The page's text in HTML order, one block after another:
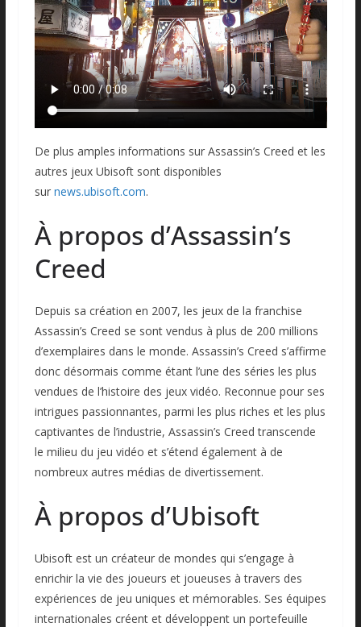
De plus amples informations sur Assassin’s Creed et les
autres jeux Ubisoft sont disponibles
sur news.ubisoft.com.
À propos d’Assassin’s
Creed
Depuis sa création en 2007, les jeux de la franchise
Assassin’s Creed se sont vendus à plus de 200 millions
d’exemplaires dans le monde. Assassin’s Creed s’affirme
donc désormais comme étant l’une des séries les plus
vendues de l’histoire des jeux vidéo. Reconnue pour ses
intrigues passionnantes, parmi les plus riches et les plus
captivantes de l’industrie, Assassin’s Creed transcende
le milieu du jeu vidéo et s’étend également à de
nombreux autres médias de divertissement.
À propos d’Ubisoft
Ubisoft est un créateur de mondes qui s’engage à
enrichir la vie des joueurs et joueuses à travers des
expériences de jeu uniques et mémorables. Ses équipes
internationales créent et développent un portefeuille